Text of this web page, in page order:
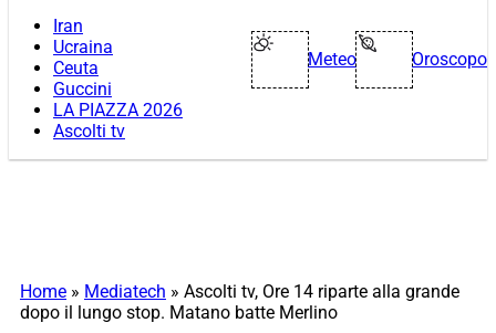
Iran
Ucraina
Ceuta
Guccini
LA PIAZZA 2026
Ascolti tv
Meteo Oroscopo
Home » Mediatech » Ascolti tv, Ore 14 riparte alla grande
dopo il lungo stop. Matano batte Merlino